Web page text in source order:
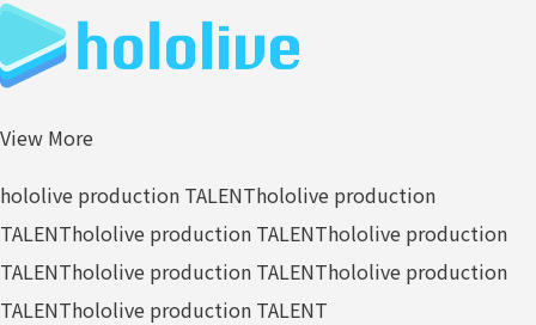
View More
hololive production TALENThololive production
TALENThololive production TALENThololive production
TALENThololive production TALENThololive production
TALENThololive production TALENT